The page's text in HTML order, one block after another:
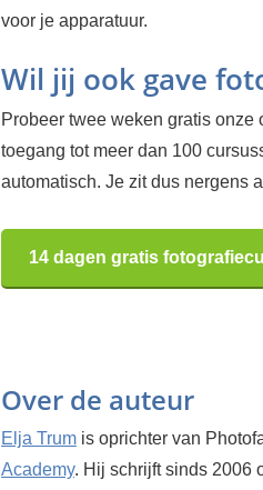
voor je apparatuur.
Wil jij ook gave
Probeer twee weken gratis
toegang tot meer dan 100
automatisch. Je zit dus nergens
14 dagen gratis
Over de auteur
Elja Trum is oprichter van
Academy. Hij schrijft sinds 2006